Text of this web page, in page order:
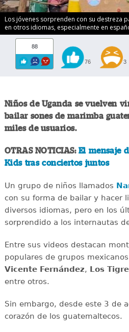
Los jóvenes sorprenden con su destreza
en otros idiomas, especialmente en
88
76 3
Niños de Uganda se vuelven
bailar sones de marimba
miles de usuarios.
OTRAS NOTICIAS: El mensaje
Kids tras conciertos juntos
Un grupo de niños llamados
con su forma de bailar y hacer
diversos idiomas, pero en los
sorprendido a los internautas
Entre sus videos destacan
populares de grupos
Vicente Fernández, Los
entre otros.
Sin embargo, desde este 3 de
corazón de los guatemaltecos.